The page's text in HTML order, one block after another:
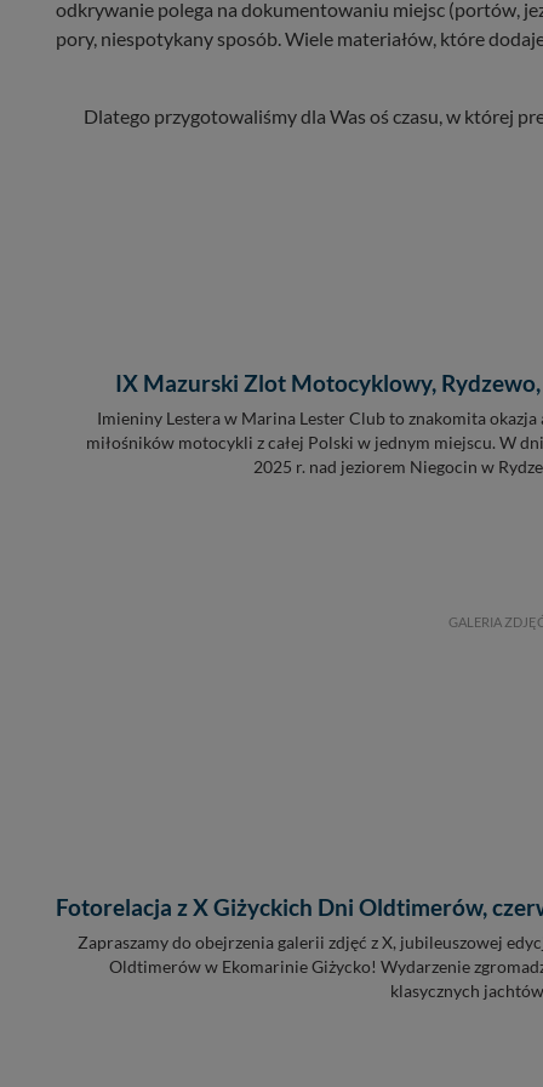
odkrywanie polega na dokumentowaniu miejsc (portów,
pory, niespotykany sposób. Wiele materiałów, które
Dlatego przygotowaliśmy dla Was oś czasu, w której
IX Mazurski Zlot Motocyklowy,
Imieniny Lestera w Marina Lester Club to znakomita okazja
miłośników motocykli z całej Polski w jednym miejscu. W
2025 r. nad jeziorem Niegocin w
GALERIA
Fotorelacja z X Giżyckich Dni Oldtimerów,
Zapraszamy do obejrzenia galerii zdjęć z X, jubileuszowej
Oldtimerów w Ekomarinie Giżycko! Wydarzenie
klasycznych